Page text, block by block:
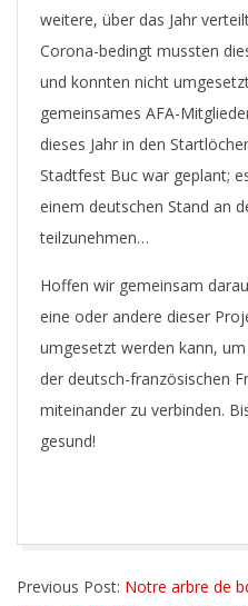
weitere, über das Jahr
Corona-bedingt mussten
und konnten nicht
gemeinsames AFA-
dieses Jahr in den
Stadtfest Buc war geplant;
einem deutschen Stand an
teilzunehmen…
Hoffen wir gemeinsam
eine oder andere dieser
umgesetzt werden kann,
der deutsch-französischen
miteinander zu verbinden.
gesund!
12-
Previous Post: Notre arbre de